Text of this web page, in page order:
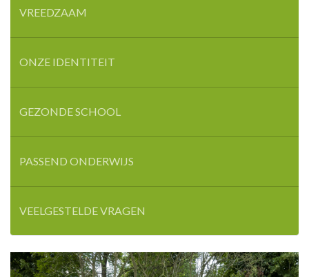
VREEDZAAM
ONZE IDENTITEIT
GEZONDE SCHOOL
PASSEND ONDERWIJS
VEELGESTELDE VRAGEN